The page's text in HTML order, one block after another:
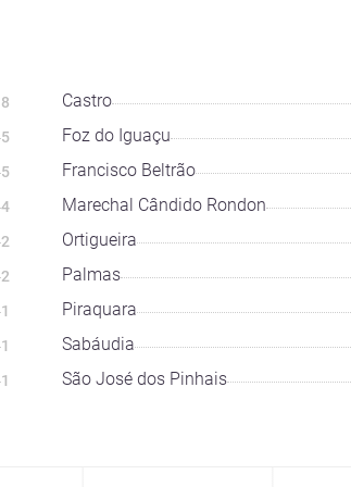
5
5
4
2
2
1
1
1
Castro
Foz do Iguaçu
Francisco Beltrão
Marechal Cândido Rondon
Ortigueira
Palmas
Piraquara
Sabáudia
São José dos Pinhais